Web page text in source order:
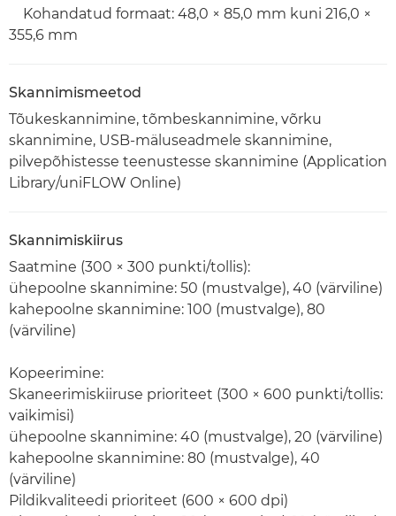
Kohandatud formaat: 48,0 × 85,0 mm kuni 216,0 ×
355,6 mm
Skannimismeetod
Tõukeskannimine, tõmbeskannimine, võrku
skannimine, USB-mäluseadmele skannimine,
pilvepõhistesse teenustesse skannimine (Application
Library/uniFLOW Online)
Skannimiskiirus
Saatmine (300 × 300 punkti/tollis):
ühepoolne skannimine: 50 (mustvalge), 40 (värviline)
kahepoolne skannimine: 100 (mustvalge), 80
(värviline)
Kopeerimine:
Skaneerimiskiiruse prioriteet (300 × 600 punkti/tollis:
vaikimisi)
ühepoolne skannimine: 40 (mustvalge), 20 (värviline)
kahepoolne skannimine: 80 (mustvalge), 40
(värviline)
Pildikvaliteedi prioriteet (600 × 600 dpi)